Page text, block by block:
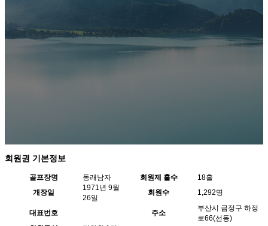
회원권 기본정보
골프장명 동래남자 회원제 홀수
18홀
개장일
1971년 9월
26일
회원수 1,292명
대표번호 주소
부산시 금정구 하정
로66(선동)